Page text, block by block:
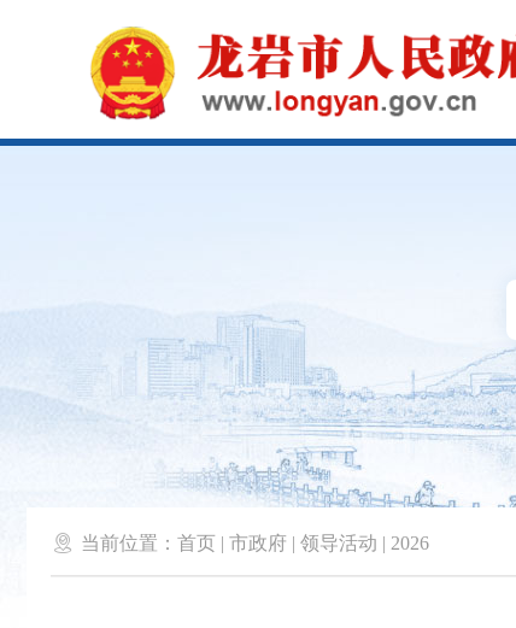
 当前位置： 首页 | 市政府 | 领导活动 | 2026